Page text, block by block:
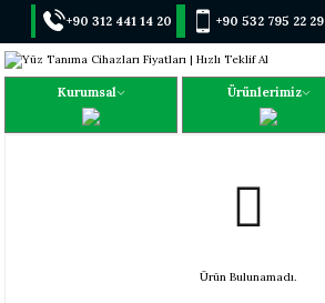
+90 312 441 14 20 +90 532 795 22 29
Kurumsal Ürünlerimiz
Ürün Bulunamadı.